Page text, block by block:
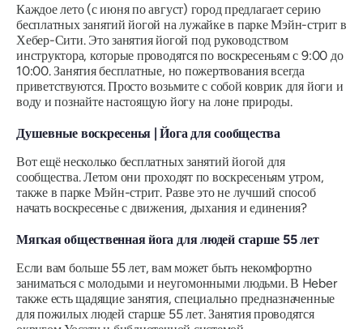
Каждое лето (с июня по август) город предлагает серию
бесплатных занятий йогой на лужайке в парке Мэйн-стрит в
Хебер-Сити. Это занятия йогой под руководством
инструктора, которые проводятся по воскресеньям с 9:00 до
10:00. Занятия бесплатные, но пожертвования всегда
приветствуются. Просто возьмите с собой коврик для йоги и
воду и познайте настоящую йогу на лоне природы.
Душевные воскресенья | Йога для сообщества
Вот ещё несколько бесплатных занятий йогой для
сообщества. Летом они проходят по воскресеньям утром,
также в парке Мэйн-стрит. Разве это не лучший способ
начать воскресенье с движения, дыхания и единения?
Мягкая общественная йога для людей старше 55 лет
Если вам больше 55 лет, вам может быть некомфортно
заниматься с молодыми и неугомонными людьми. В Heber
также есть щадящие занятия, специально предназначенные
для пожилых людей старше 55 лет. Занятия проводятся